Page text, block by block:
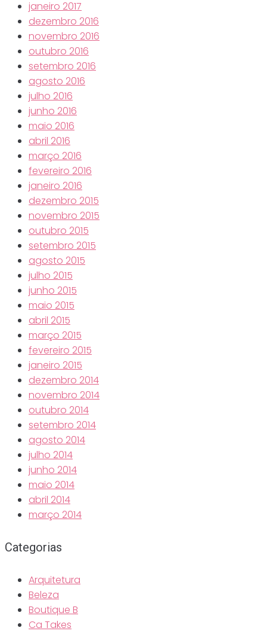
janeiro 2017
dezembro 2016
novembro 2016
outubro 2016
setembro 2016
agosto 2016
julho 2016
junho 2016
maio 2016
abril 2016
março 2016
fevereiro 2016
janeiro 2016
dezembro 2015
novembro 2015
outubro 2015
setembro 2015
agosto 2015
julho 2015
junho 2015
maio 2015
abril 2015
março 2015
fevereiro 2015
janeiro 2015
dezembro 2014
novembro 2014
outubro 2014
setembro 2014
agosto 2014
julho 2014
junho 2014
maio 2014
abril 2014
março 2014
Categorias
Arquitetura
Beleza
Boutique B
Ca Takes